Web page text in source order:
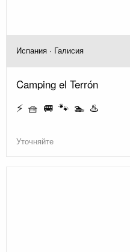
Испания · Галисия
Camping el Terrón
⚡ 🧺 🚐 🐾 🏊 ♨️
Уточняйте